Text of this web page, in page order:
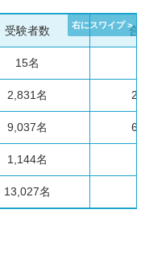
受験者数
15名
2,831名
9,037名
1,144名
13,027名